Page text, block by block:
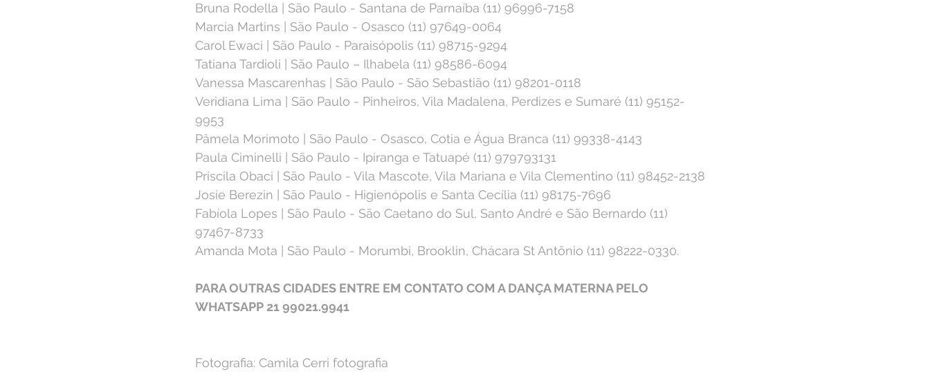
Bruna Rodella | São Paulo - Santana de Parnaíba (11) 96996-7158⁣
Marcia Martins | São Paulo - Osasco (11) 97649-0064⁣
Carol Ewaci | São Paulo - Paraisópolis (11) 98715-9294⁣
Tatiana Tardioli | São Paulo – Ilhabela (11) 98586-6094⁣
Vanessa Mascarenhas | São Paulo - São Sebastião (11) 98201-0118⁣
Veridiana Lima | São Paulo - Pinheiros, Vila Madalena, Perdizes e Sumaré (11) 95152-
9953⁣
Pâmela Morimoto | São Paulo - Osasco, Cotia e Água Branca (11) 99338-4143⁣
Paula Ciminelli | São Paulo - Ipiranga e Tatuapé (11) 979793131⁣
Priscila Obaci | São Paulo - Vila Mascote, Vila Mariana e Vila Clementino (11) 98452-2138⁣
Josie Berezin | São Paulo - Higienópolis e Santa Cecília (11) 98175-7696⁣
Fabíola Lopes | São Paulo - São Caetano do Sul, Santo André e São Bernardo (11)
97467-8733⁣
Amanda Mota | São Paulo - Morumbi, Brooklin, Chácara St Antônio (11) 98222-0330.⁣
PARA OUTRAS CIDADES ENTRE EM CONTATO COM A DANÇA MATERNA PELO
WHATSAPP 21 99021.9941
Fotografia: Camila Cerri fotografia